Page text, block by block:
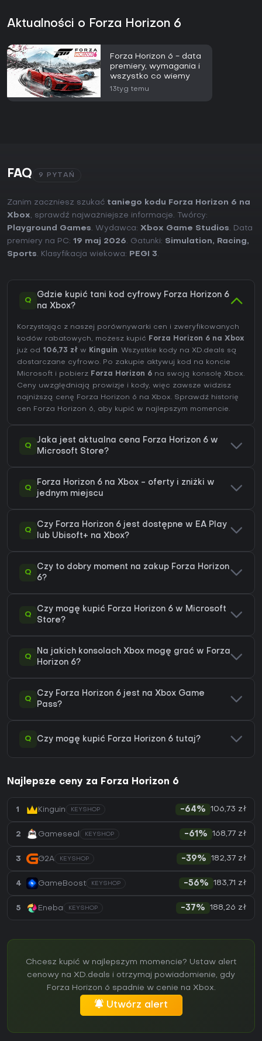
Aktualności o Forza Horizon 6
Forza Horizon 6 - data
premiery, wymagania i
wszystko co wiemy
13tyg temu
FAQ 9 PYTAŃ
Zanim zaczniesz szukać taniego kodu Forza Horizon 6 na
Xbox, sprawdź najważniejsze informacje. Twórcy:
Playground Games. Wydawca: Xbox Game Studios. Data
premiery na PC: 19 maj 2026. Gatunki: Simulation, Racing,
Sports. Klasyfikacja wiekowa: PEGI 3.
Q
Gdzie kupić tani kod cyfrowy Forza Horizon 6
na Xbox?
Korzystając z naszej porównywarki cen i zweryfikowanych
kodów rabatowych, możesz kupić Forza Horizon 6 na Xbox
już od 106,73 zł w Kinguin. Wszystkie kody na XD.deals są
dostarczane cyfrowo. Po zakupie aktywuj kod na koncie
Microsoft i pobierz Forza Horizon 6 na swoją konsolę Xbox.
Ceny uwzględniają prowizje i kody, więc zawsze widzisz
najniższą cenę Forza Horizon 6 na Xbox. Sprawdź historię
cen Forza Horizon 6, aby kupić w najlepszym momencie.
Q
Jaka jest aktualna cena Forza Horizon 6 w
Microsoft Store?
Q
Forza Horizon 6 na Xbox - oferty i zniżki w
jednym miejscu
Q
Czy Forza Horizon 6 jest dostępne w EA Play
lub Ubisoft+ na Xbox?
Q
Czy to dobry moment na zakup Forza Horizon
6?
Q
Czy mogę kupić Forza Horizon 6 w Microsoft
Store?
Q
Na jakich konsolach Xbox mogę grać w Forza
Horizon 6?
Q
Czy Forza Horizon 6 jest na Xbox Game
Pass?
Q Czy mogę kupić Forza Horizon 6 tutaj?
Najlepsze ceny za Forza Horizon 6
1 Kinguin KEYSHOP -64% 106,73 zł
2 Gameseal KEYSHOP -61% 168,77 zł
3 G2A KEYSHOP -39% 182,37 zł
4 GameBoost KEYSHOP -56% 183,71 zł
5 Eneba KEYSHOP -37% 188,26 zł
Chcesz kupić w najlepszym momencie? Ustaw alert
cenowy na XD.deals i otrzymaj powiadomienie, gdy
Forza Horizon 6 spadnie w cenie na Xbox.
Utwórz alert